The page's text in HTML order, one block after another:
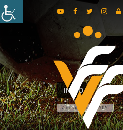
INICIO
7 de agosto de 2026